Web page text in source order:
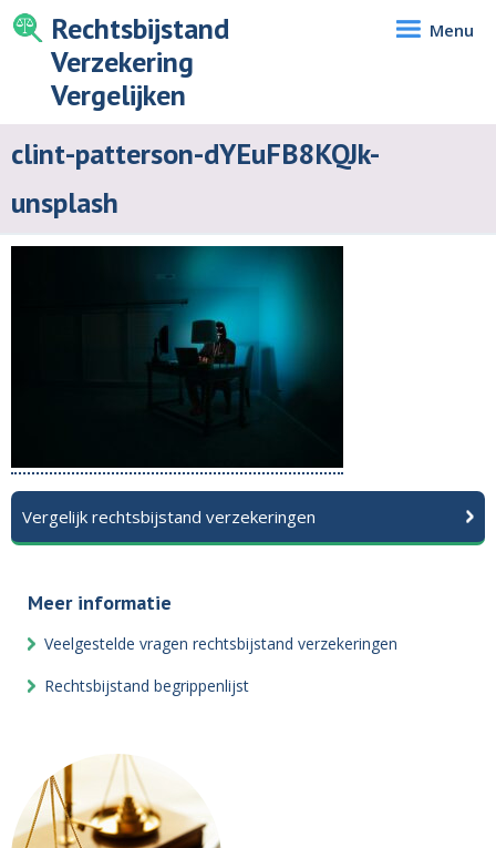
Rechtsbijstand
Verzekering
Vergelijken
Menu
clint-patterson-dYEuFB8KQJk-
unsplash
Vergelijk rechtsbijstand verzekeringen
Meer informatie
Veelgestelde vragen rechtsbijstand verzekeringen
Rechtsbijstand begrippenlijst